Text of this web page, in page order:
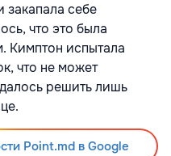
закапала себе
что это была
Кимптон испытала
что не может
решить лишь
Point.md в Google